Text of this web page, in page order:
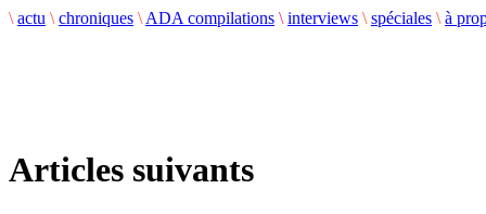
\ actu \ chroniques \ ADA compilations \ interviews \ spéciales \ à
Articles suivants